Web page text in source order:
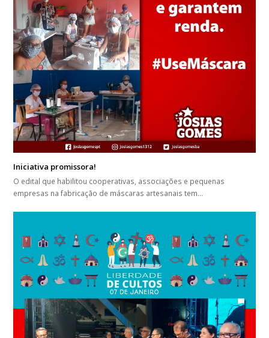
Iniciativa promissora!
O edital que habilitou cooperativas, associações e pequenas
empresas na fabricação de máscaras artesanais tem…